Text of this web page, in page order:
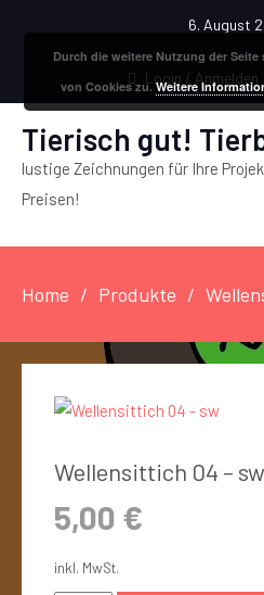
6. August
Login / Anmelden
Tierisch gut!
lustige Zeichnungen für Ihre
Preisen!
Home Produkte
Wellensittich 04 – sw
5,00 €
inkl. MwSt.
Durch die weitere Nutzung der
von Cookies zu.Weitere